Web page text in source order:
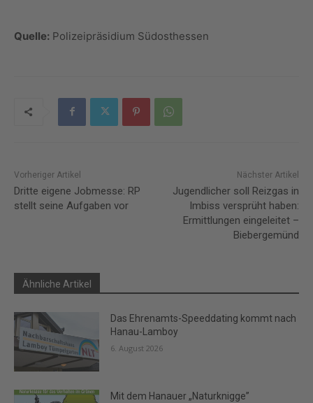
Quelle: Polizeipräsidium Südosthessen
Vorheriger Artikel
Dritte eigene Jobmesse: RP
stellt seine Aufgaben vor
Nächster Artikel
Jugendlicher soll Reizgas in
Imbiss versprüht haben:
Ermittlungen eingeleitet –
Biebergemünd
Ähnliche Artikel
Das Ehrenamts-Speeddating kommt nach
Hanau-Lamboy
6. August 2026
Mit dem Hanauer „Naturknigge”